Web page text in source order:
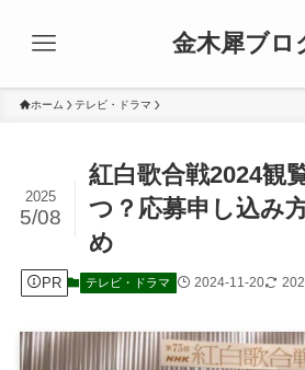
金木犀ブロ
ホーム テレビ・ドラマ
紅白歌合戦2024観
つ？応募申し込み
め
2025
5/08
PR テレビ・ドラマ 2024-11-20